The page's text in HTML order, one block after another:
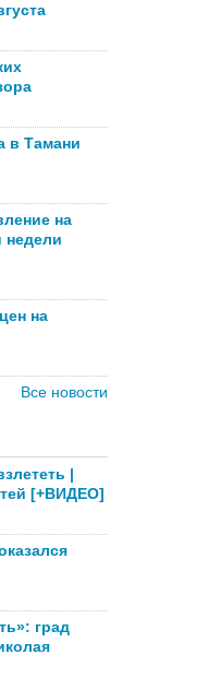
в Тамани
на
недели
на
Все новости
|
[+ВИДЕО]
град